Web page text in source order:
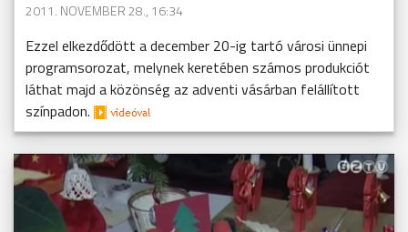
2011. NOVEMBER 28., 16:34
Ezzel elkezdődött a december 20-ig tartó városi ünnepi
programsorozat, melynek keretében számos produkciót
láthat majd a közönség az adventi vásárban felállított
színpadon.